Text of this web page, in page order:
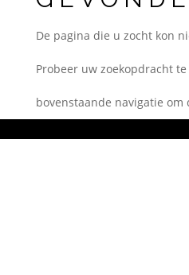
De pagina die u zocht kon
Probeer uw zoekopdracht
bovenstaande navigatie om